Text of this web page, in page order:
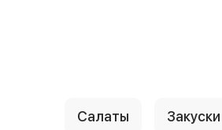
Салаты Закуски